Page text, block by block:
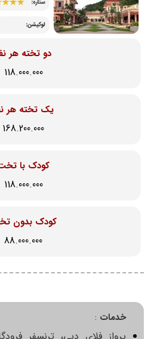
دو تخته هر
118.000.000
یک تخته هر
168.200.000
کودک با
118.000.000
کودک بدون
88.000.000
خدمات :